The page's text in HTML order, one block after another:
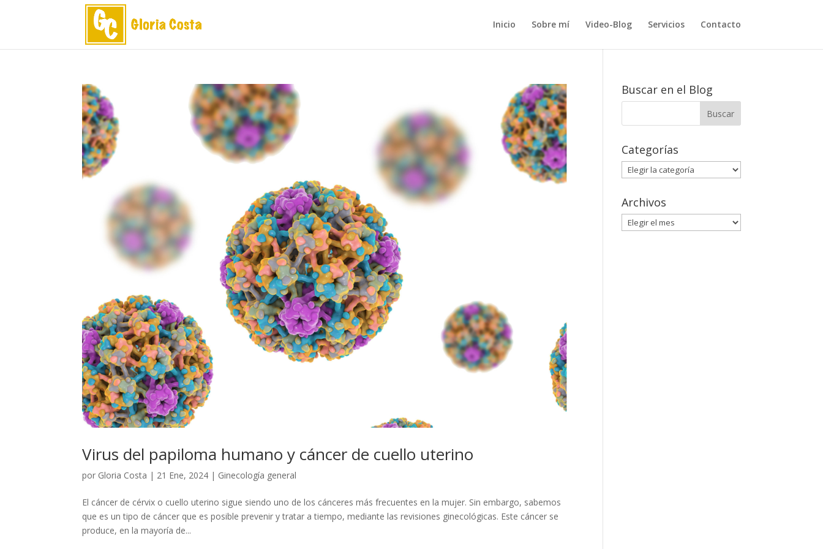
Inicio Sobre mí Video-Blog Servicios Contacto
Virus del papiloma humano y cáncer de cuello uterino
por Gloria Costa | 21 Ene, 2024 | Ginecología general
El cáncer de cérvix o cuello uterino sigue siendo uno de los cánceres más frecuentes en la mujer. Sin embargo, sabemos
que es un tipo de cáncer que es posible prevenir y tratar a tiempo, mediante las revisiones ginecológicas. Este cáncer se
produce, en la mayoría de...
Buscar en el Blog
Categorías
Categorías
Archivos
Archivos